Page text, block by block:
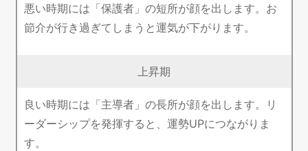
悪い時期には「保護者」の短所が顔を出します。お
節介が行き過ぎてしまうと運気が下がります。
上昇期
良い時期には「主導者」の長所が顔を出します。リ
ーダーシップを発揮すると、運勢UPにつながりま
す。